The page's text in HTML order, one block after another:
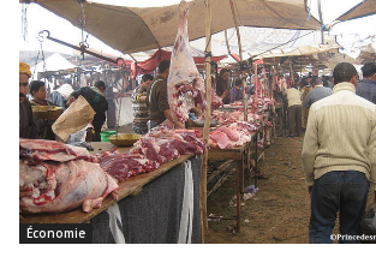
Économie